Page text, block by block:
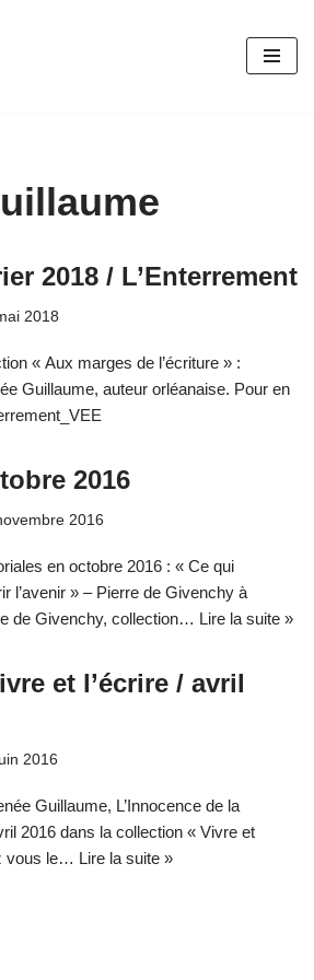
2018 / L’Enterrement
2018
« Aux marges de l’écriture » :
Guillaume, auteur orléanaise. Pour en
2016
2016
en octobre 2016 : « Ce qui
l’avenir » – Pierre de Givenchy à
de Givenchy, collection… Lire la suite »
et l’écrire / avril
2016
Guillaume, L’Innocence de la
2016 dans la collection « Vivre et
vous le… Lire la suite »